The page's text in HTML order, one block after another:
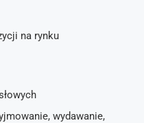
na rynku
wydawanie,